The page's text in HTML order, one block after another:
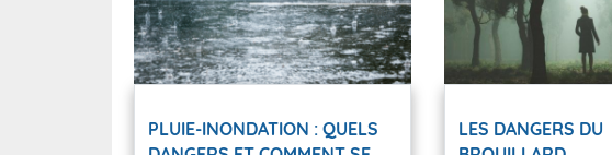
PLUIE-INONDATION : QUELS
LES DANGERS DU